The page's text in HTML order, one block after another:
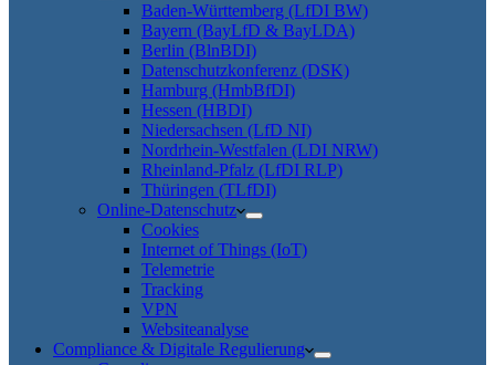
Baden-Württemberg (LfDI BW)
Bayern (BayLfD & BayLDA)
Berlin (BlnBDI)
Datenschutzkonferenz (DSK)
Hamburg (HmbBfDI)
Hessen (HBDI)
Niedersachsen (LfD NI)
Nordrhein-Westfalen (LDI NRW)
Rheinland-Pfalz (LfDI RLP)
Thüringen (TLfDI)
Online-Datenschutz
Cookies
Internet of Things (IoT)
Telemetrie
Tracking
VPN
Websiteanalyse
Compliance & Digitale Regulierung